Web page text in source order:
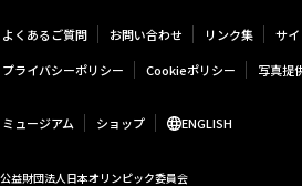
よくあるご質問 お問い合わせ リンク集
サ
プライバシーポリシー
Cookieポリシー 写真提
ミュージアム ショップ ENGLISH
公益財団法人日本オリンピック委員会